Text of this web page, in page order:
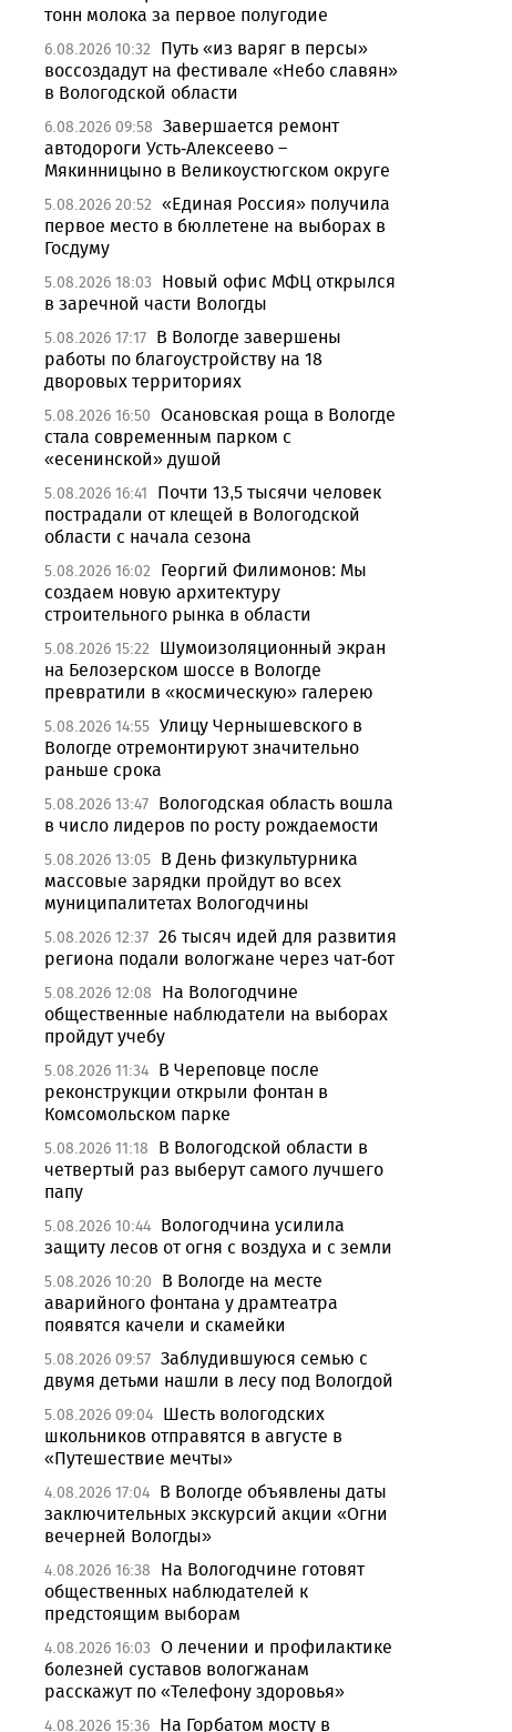
тонн молока за первое полугодие
6.08.2026 10:32
Путь «из варяг в персы»
воссоздадут на фестивале «Небо славян»
в Вологодской области
6.08.2026 09:58 Завершается ремонт
автодороги Усть-Алексеево –
Мякинницыно в Великоустюгском округе
5.08.2026 20:52 «Единая Россия» получила
первое место в бюллетене на выборах в
Госдуму
5.08.2026 18:03
Новый офис МФЦ открылся
в заречной части Вологды
5.08.2026 17:17 В Вологде завершены
работы по благоустройству на 18
дворовых территориях
5.08.2026 16:50 Осановская роща в Вологде
стала современным парком с
«есенинской» душой
5.08.2026 16:41
Почти 13,5 тысячи человек
пострадали от клещей в Вологодской
области с начала сезона
5.08.2026 16:02
Георгий Филимонов: Мы
создаем новую архитектуру
строительного рынка в области
5.08.2026 15:22
Шумоизоляционный экран
на Белозерском шоссе в Вологде
превратили в «космическую» галерею
5.08.2026 14:55 Улицу Чернышевского в
Вологде отремонтируют значительно
раньше срока
5.08.2026 13:47 Вологодская область вошла
в число лидеров по росту рождаемости
5.08.2026 13:05 В День физкультурника
массовые зарядки пройдут во всех
муниципалитетах Вологодчины
5.08.2026 12:37 26 тысяч идей для развития
региона подали вологжане через чат-бот
5.08.2026 12:08
На Вологодчине
общественные наблюдатели на выборах
пройдут учебу
5.08.2026 11:34 В Череповце после
реконструкции открыли фонтан в
Комсомольском парке
5.08.2026 11:18
В Вологодской области в
четвертый раз выберут самого лучшего
папу
5.08.2026 10:44 Вологодчина усилила
защиту лесов от огня с воздуха и с земли
5.08.2026 10:20
В Вологде на месте
аварийного фонтана у драмтеатра
появятся качели и скамейки
5.08.2026 09:57 Заблудившуюся семью с
двумя детьми нашли в лесу под Вологдой
5.08.2026 09:04 Шесть вологодских
школьников отправятся в августе в
«Путешествие мечты»
4.08.2026 17:04 В Вологде объявлены даты
заключительных экскурсий акции «Огни
вечерней Вологды»
4.08.2026 16:38
На Вологодчине готовят
общественных наблюдателей к
предстоящим выборам
4.08.2026 16:03 О лечении и профилактике
болезней суставов вологжанам
расскажут по «Телефону здоровья»
4.08.2026 15:36 На Горбатом мосту в